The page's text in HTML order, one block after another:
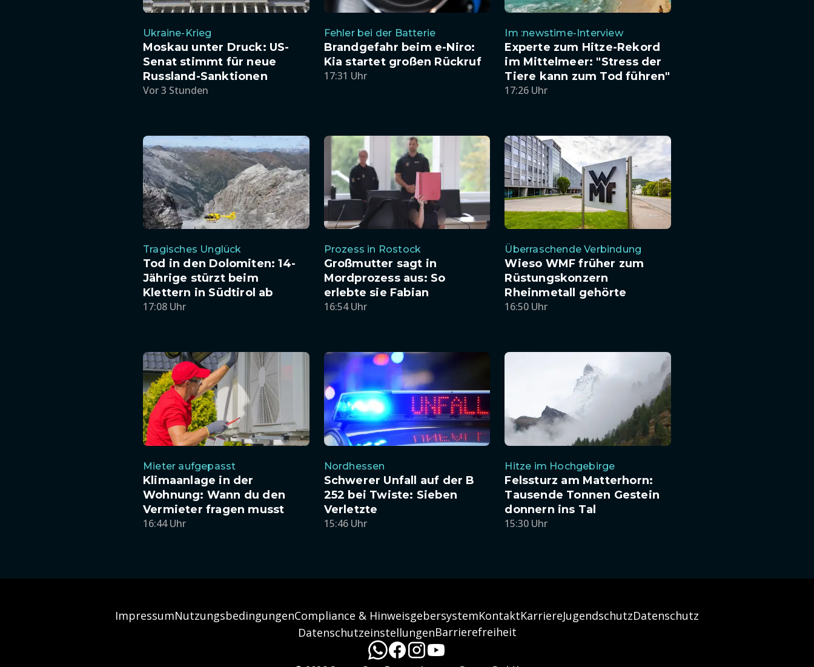
Ukraine-Krieg
Moskau unter Druck: US-
Senat stimmt für neue
Russland-Sanktionen
Vor 3 Stunden
Fehler bei der Batterie
Brandgefahr beim e-Niro:
Kia startet großen Rückruf
17:31 Uhr
Im :newstime-Interview
Experte zum Hitze-Rekord
im Mittelmeer: "Stress der
Tiere kann zum Tod führen"
17:26 Uhr
Tragisches Unglück
Tod in den Dolomiten: 14-
Jährige stürzt beim
Klettern in Südtirol ab
17:08 Uhr
Prozess in Rostock
Großmutter sagt in
Mordprozess aus: So
erlebte sie Fabian
16:54 Uhr
Überraschende Verbindung
Wieso WMF früher zum
Rüstungskonzern
Rheinmetall gehörte
16:50 Uhr
Mieter aufgepasst
Klimaanlage in der
Wohnung: Wann du den
Vermieter fragen musst
16:44 Uhr
Nordhessen
Schwerer Unfall auf der B
252 bei Twiste: Sieben
Verletzte
15:46 Uhr
Hitze im Hochgebirge
Felssturz am Matterhorn:
Tausende Tonnen Gestein
donnern ins Tal
15:30 Uhr
ImpressumNutzungsbedingungenCompliance & HinweisgebersystemKontaktKarriereJugendschutzDatenschutz
DatenschutzeinstellungenBarrierefreiheit